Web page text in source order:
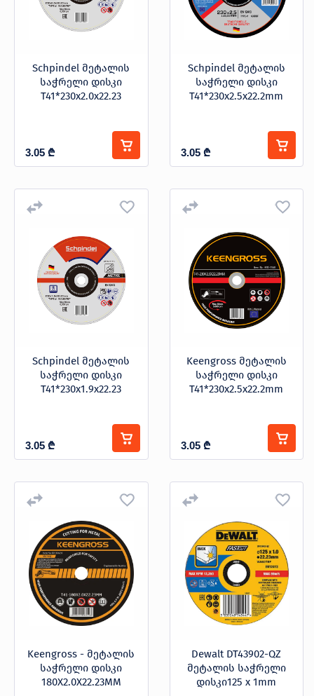
Schpindel მეტალის
საჭრელი დისკი
T41*230x2.0x22.23
3.05 ₾
Schpindel მეტალის
საჭრელი დისკი
T41*230x2.5x22.2mm
3.05 ₾
Schpindel მეტალის
საჭრელი დისკი
T41*230x1.9x22.23
3.05 ₾
Keengross მეტალის
საჭრელი დისკი
T41*230x2.5x22.2mm
3.05 ₾
Keengross - მეტალის
საჭრელი დისკი
180X2.0X22.23MM
Dewalt DT43902-QZ
მეტალის საჭრელი
დისკი125 x 1mm